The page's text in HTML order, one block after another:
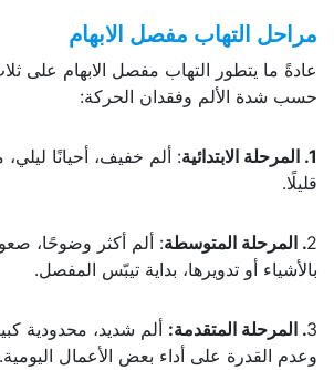
مراحل التهاب مفصل الابهام
عادةً ما يتطور التهاب مفصل الابهام على
حسب شدة الألم وفقدان الحركة:
1. المرحلة الابتدائية
: ألم خفيف، أحيانًا
قليلًا.
2. المرحلة المتوسطة: ألم أكثر وضوحًا،
بالأشياء أو تدويرها، بداية تيبّس المفصل.
3. المرحلة المتقدمة: ألم شديد، محدودية
وعدم القدرة على أداء بعض الأعمال